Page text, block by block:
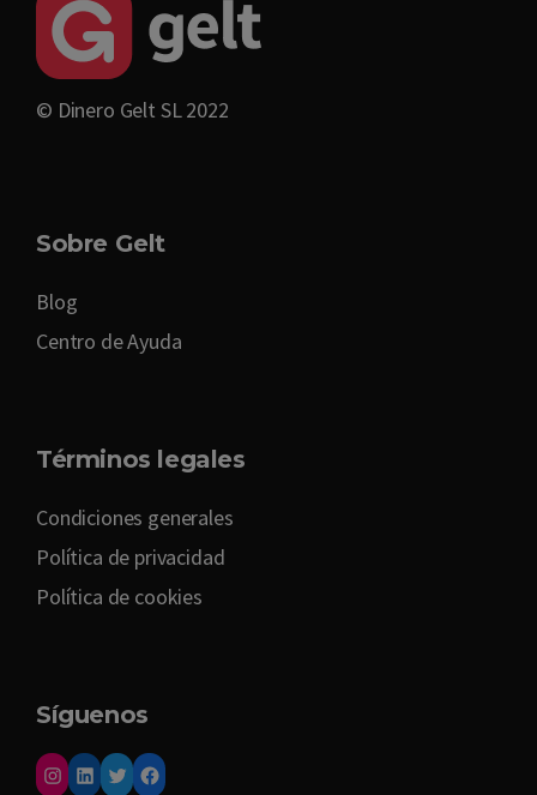
© Dinero Gelt SL 2022
Sobre Gelt
Blog
Centro de Ayuda
Términos legales
Condiciones generales
Política de privacidad
Política de cookies
Síguenos